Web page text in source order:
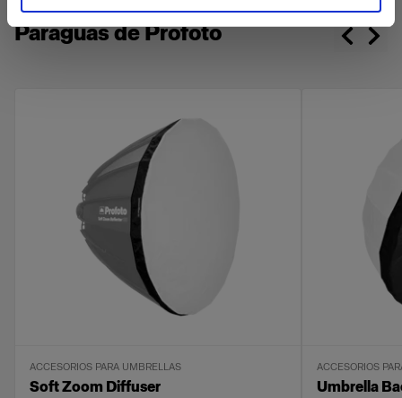
Paraguas de Profoto
ACCESORIOS PARA UMBRELLAS
Soft Zoom Diffuser
ACCESORIOS
Umbrella